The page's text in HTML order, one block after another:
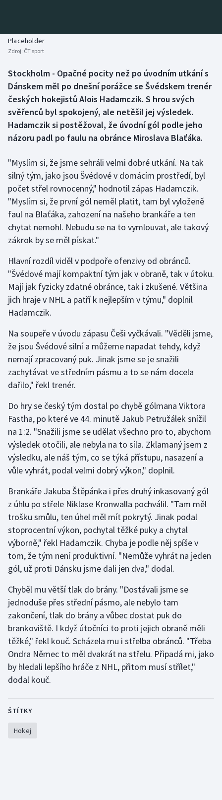
Biatlon
Boby a skeleton
Box
Curling
Florbal
Futsal
Gymnastika
Házená
Jezdectví
Judo
Krasobruslení
Lezení
Lyže a snowboard
Moderní pětiboj
Motorsport
Olympijské hry
Plavání
Plážový volejbal
Ragby
Rychlostní kanoistika
Short track
Sportovní střelba
Stolní tenis
Aplikace ČT sport
AZ kvíz
Placeholder
Zdroj: ČT sport
Stockholm - Opačné pocity než po úvodním utkání s
Dánskem měl po dnešní porážce se Švédskem trenér
českých hokejistů Alois Hadamczik. S hrou svých
svěřenců byl spokojený, ale netěšil jej výsledek.
Hadamczik si postěžoval, že úvodní gól podle jeho
názoru padl po faulu na obránce Miroslava Blaťáka.
"Myslím si, že jsme sehráli velmi dobré utkání. Na tak
silný tým, jako jsou Švédové v domácím prostředí, byl
počet střel rovnocenný," hodnotil zápas Hadamczik.
"Myslím si, že první gól neměl platit, tam byl vyloženě
faul na Blaťáka, zahození na našeho brankáře a ten
chytat nemohl. Nebudu se na to vymlouvat, ale takový
zákrok by se měl pískat."
Hlavní rozdíl viděl v podpoře ofenzivy od obránců.
"Švédové mají kompaktní tým jak v obraně, tak v útoku.
Mají jak fyzicky zdatné obránce, tak i zkušené. Většina
jich hraje v NHL a patří k nejlepším v týmu," doplnil
Hadamczik.
Na soupeře v úvodu zápasu Češi vyčkávali. "Věděli jsme,
že jsou Švédové silní a můžeme napadat tehdy, když
nemají zpracovaný puk. Jinak jsme se je snažili
zachytávat ve středním pásmu a to se nám docela
dařilo," řekl trenér.
Do hry se český tým dostal po chybě gólmana Viktora
Fastha, po které ve 44. minutě Jakub Petružálek snížil
na 1:2. "Snažili jsme se udělat všechno pro to, abychom
výsledek otočili, ale nebyla na to síla. Zklamaný jsem z
výsledku, ale náš tým, co se týká přístupu, nasazení a
vůle vyhrát, podal velmi dobrý výkon," doplnil.
Brankáře Jakuba Štěpánka i přes druhý inkasovaný gól
z úhlu po střele Niklase Kronwalla pochválil. "Tam měl
trošku smůlu, ten úhel měl mít pokrytý. Jinak podal
stoprocentní výkon, pochytal těžké puky a chytal
výborně," řekl Hadamczik. Chyba je podle něj spíše v
tom, že tým není produktivní. "Nemůže vyhrát na jeden
gól, už proti Dánsku jsme dali jen dva," dodal.
Chyběl mu větší tlak do brány. "Dostávali jsme se
jednoduše přes střední pásmo, ale nebylo tam
zakončení, tlak do brány a vůbec dostat puk do
brankoviště. I když útočníci to proti jejich obraně měli
těžké," řekl kouč. Scházela mu i střelba obránců. "Třeba
Ondra Němec to měl dvakrát na střelu. Připadá mi, jako
by hledali lepšího hráče z NHL, přitom musí střílet,"
dodal kouč.
ŠTÍTKY
Hokej